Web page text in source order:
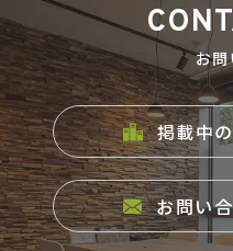
お問
掲載中
お問い